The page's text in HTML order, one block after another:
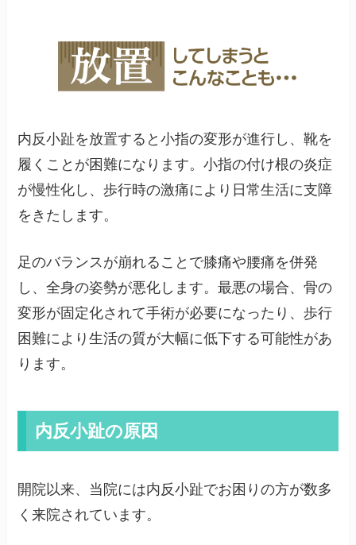
内反小趾を放置すると小指の変形が進行し、靴を
履くことが困難になります。小指の付け根の炎症
が慢性化し、歩行時の激痛により日常生活に支障
をきたします。
足のバランスが崩れることで膝痛や腰痛を併発
し、全身の姿勢が悪化します。最悪の場合、骨の
変形が固定化されて手術が必要になったり、歩行
困難により生活の質が大幅に低下する可能性があ
ります。
内反小趾の原因
開院以来、当院には内反小趾でお困りの方が数多
く来院されています。